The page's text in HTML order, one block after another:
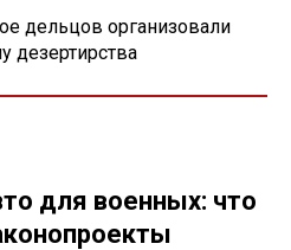
дельцов организовали
дезертирства
для военных: что